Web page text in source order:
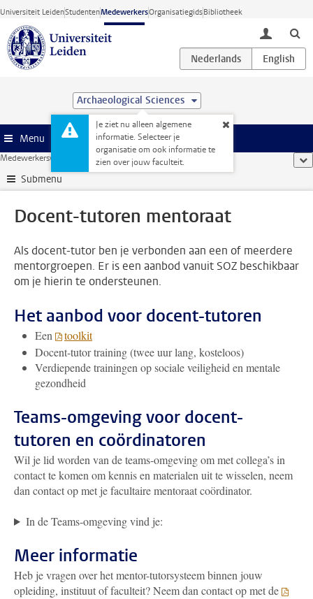
Ga direct naar de inhoud
Universiteit LeidenStudentenMedewerkersOrganisatiegidsBibliotheek
toggle
Archaeological Sciences
Je ziet nu alleen algemene
informatie. Selecteer je
organisatie om ook informatie te
zien over jouw faculteit.
Menu
Medewerkerswebsite Docent-tutoren mentoraat
Submenu
Docent-tutoren mentoraat
Als docent-tutor ben je verbonden aan een of meerdere
mentorgroepen. Er is een aanbod vanuit SOZ beschikbaar
om je hierin te ondersteunen.
Het aanbod voor docent-tutoren
Een
toolkit
Docent-tutor training (twee uur lang, kosteloos)
Verdiepende trainingen op sociale veiligheid en mentale
gezondheid
Teams-omgeving voor docent-
tutoren en coördinatoren
Wil je lid worden van de teams-omgeving om met collega’s in
contact te komen om kennis en materialen uit te wisselen, neem
dan contact op met je facultaire mentoraat coördinator.
In de Teams-omgeving vind je:
Meer informatie
Heb je vragen over het mentor-tutorsysteem binnen jouw
opleiding, instituut of faculteit? Neem dan contact op met de